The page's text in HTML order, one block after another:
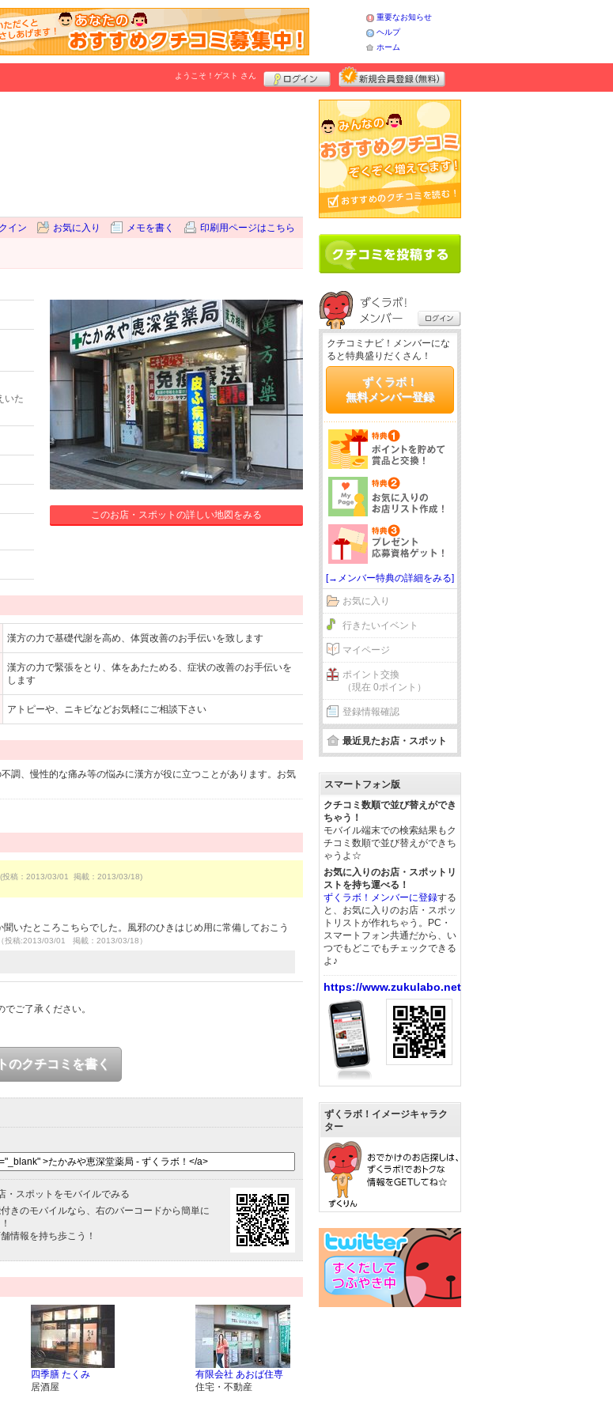
重要なお知らせ
ヘルプ
ホーム
ようこそ！ ゲスト さん
イン お気に入り メモを書く 印刷用ページはこちら
いた
このお店・スポットの詳しい地図をみる
漢方の力で基礎代謝を高め、体質改善のお手伝いを致します
漢方の力で緊張をとり、体をあたためる、症状の改善のお手伝いを
します
アトピーや、ニキビなどお気軽にご相談下さい
調、慢性的な痛み等の悩みに漢方が役に立つことがあります。お気
(投稿：2013/03/01 掲載：2013/03/18)
いたところこちらでした。風邪のひきはじめ用に常備しておこう
（投稿:2013/03/01 掲載：2013/03/18）
ご了承ください。
のクチコミを書く
・スポットをモバイルでみる
きのモバイルなら、右のバーコードから簡単に
情報を持ち歩こう！
四季膳 たくみ
居酒屋
有限会社 あおば住専
住宅・不動産
クチコミナビ！メンバーにな
ると特典盛りだくさん！
ずくラボ！
無料メンバー登録
[→メンバー特典の詳細をみる]
お気に入り
行きたいイベント
マイページ
ポイント交換
（現在 0ポイント）
登録情報確認
最近見たお店・スポット
スマートフォン版
クチコミ数順で並び替えができ
ちゃう！
モバイル端末での検索結果もク
チコミ数順で並び替えができち
ゃうよ☆
お気に入りのお店・スポットリ
ストを持ち運べる！
ずくラボ！メンバーに登録する
と、お気に入りのお店・スポッ
トリストが作れちゃう。PC・
スマートフォン共通だから、い
つでもどこでもチェックできる
よ♪
https://www.zukulabo.net/
ずくラボ！イメージキャラク
ター